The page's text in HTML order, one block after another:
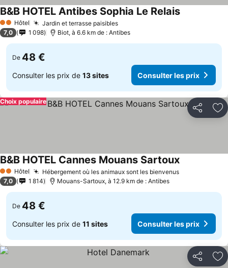
2 Étoiles
Hôtel Jardin et terrasse paisiblesConsulter les prix
B&B HOTEL Antibes Sophia Le RelaisConsulter
7,0 1 098 Biot, à 6.6 km de : Antibes
De 48 €
Consulter les prix de 13 sites Consulter les prix
Partager
Choix populaire
2 Étoiles
Hôtel Hébergement où les animaux sont les bienvenusConsulter
B&B HOTEL Cannes Mouans SartouxConsulter
7,0 1 814 Mouans-Sartoux, à 12.9 km de : Antibes
De 48 €
Consulter les prix de 11 sites Consulter les prix
Partager